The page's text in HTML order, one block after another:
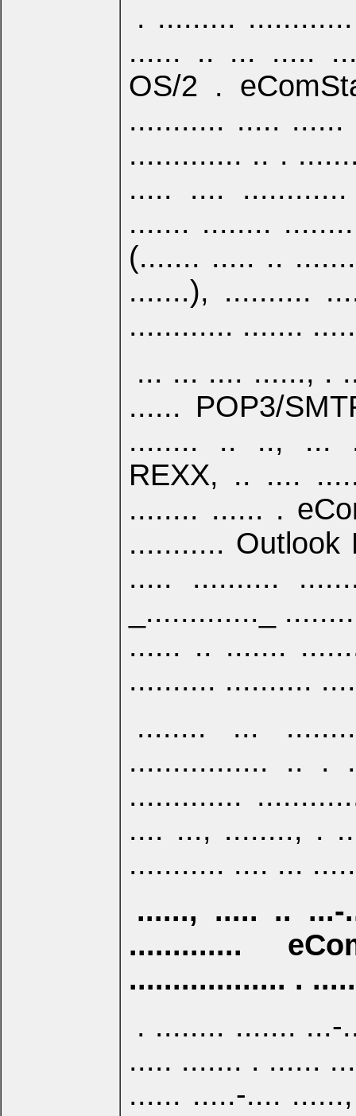
. .........
...... .. ... .....
OS/2 .
........... .....
............. .. .
..... ....
....... ........
(....... ..... ..
.......), ..........
............ .......
... ... .... ......, .
...... POP3/
........ .. .., ...
REXX, .. ....
........ ...... .
...........
..... ..........
_............._
...... .. .......
.......... ..........
........ ...
................ .. .
.............
.... ..., ........, .
........... .... ...
......, ..... ..
.............
.................. .
. ........ ....... ...-
..... ....... . ......
...... .....-....